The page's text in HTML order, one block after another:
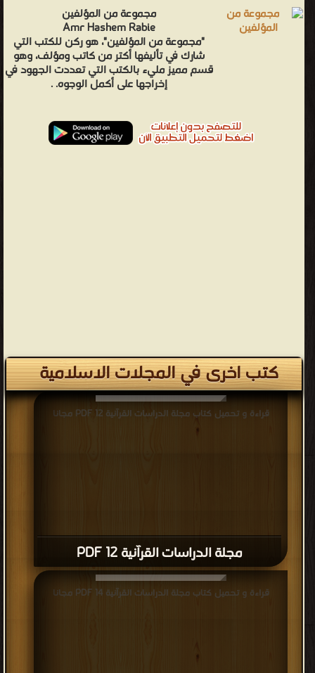
مجموعة من المؤلفين
Amr Hashem Rabie
"مجموعة من المؤلفين"، هو ركن للكتب التي
شارك في تأليفها أكتر من كاتب ومؤلف، وهو
قسم مميز مليء بالكتب التي تعددت الجهود في
إخراجها على أكمل الوجوه. .
كتب اخرى في المجلات الاسلامية
مجلة الدراسات القرآنية 12 PDF
قراءة و تحميل كتاب مجلة الدراسات القرآنية 12 PDF مجانا
قراءة و تحميل كتاب مجلة الدراسات القرآنية 14 PDF مجانا